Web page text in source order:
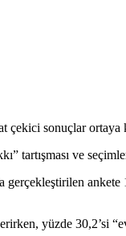
çekici sonuçlar ortaya
tartışması ve
ankete
yüzde 30,2’si